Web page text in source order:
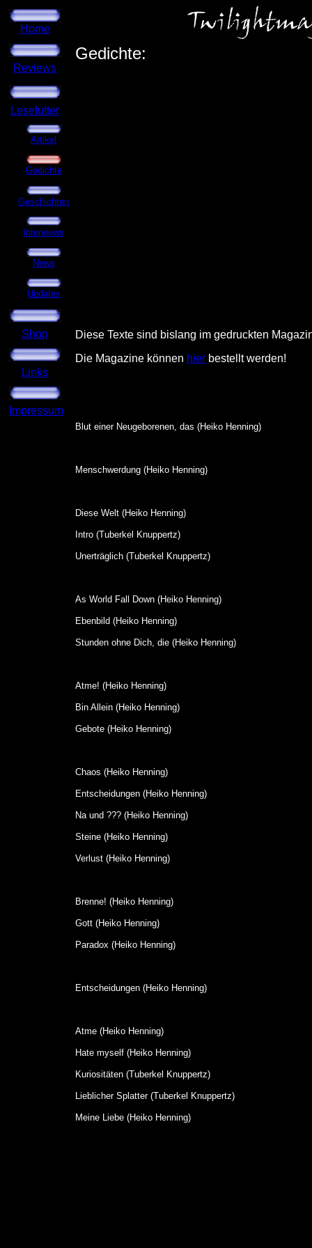
Home
Gedichte:
Diese Texte sind bislang im gedruckten
Die Magazine können hier bestellt werden!
Blut einer Neugeborenen, das (Heiko Henning)
Menschwerdung (Heiko Henning)
Diese Welt (Heiko Henning)
Intro (Tuberkel Knuppertz)
Unerträglich (Tuberkel Knuppertz)
As World Fall Down (Heiko Henning)
Ebenbild (Heiko Henning)
Stunden ohne Dich, die (Heiko Henning)
Atme! (Heiko Henning)
Bin Allein (Heiko Henning)
Gebote (Heiko Henning)
Chaos (Heiko Henning)
Entscheidungen (Heiko Henning)
Na und ??? (Heiko Henning)
Steine (Heiko Henning)
Verlust (Heiko Henning)
Brenne! (Heiko Henning)
Gott (Heiko Henning)
Paradox (Heiko Henning)
Entscheidungen (Heiko Henning)
Atme (Heiko Henning)
Hate myself (Heiko Henning)
Kuriositäten (Tuberkel Knuppertz)
Lieblicher Splatter (Tuberkel Knuppertz)
Meine Liebe (Heiko Henning)
Reviews
Lesefutter
Artikel
Gedichte
Geschichten
Interviews
News
Updates
Shop
Links
Impressum